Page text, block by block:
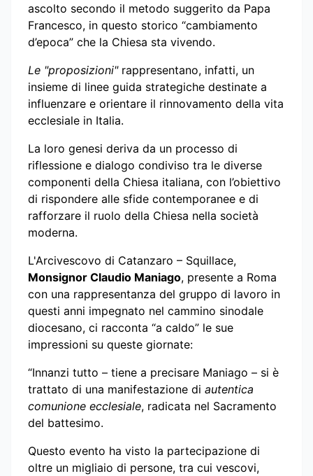
ascolto secondo il metodo suggerito da Papa
Francesco, in questo storico “cambiamento
d’epoca” che la Chiesa sta vivendo.
Le "proposizioni"rappresentano, infatti, un
insieme di linee guida strategiche destinate a
influenzare e orientare il rinnovamento della vita
ecclesiale in Italia.
La loro genesi deriva da un processo di
riflessione e dialogo condiviso tra le diverse
componenti della Chiesa italiana, con l’obiettivo
di rispondere alle sfide contemporanee e di
rafforzare il ruolo della Chiesa nella società
moderna.
L'Arcivescovo di Catanzaro – Squillace,
Monsignor Claudio Maniago, presente a Roma
con una rappresentanza del gruppo di lavoro in
questi anni impegnato nel cammino sinodale
diocesano, ci racconta “a caldo” le sue
impressioni su queste giornate:
“Innanzi tutto – tiene a precisare Maniago – si è
trattato di una manifestazione di autentica
comunione ecclesiale, radicata nel Sacramento
del battesimo.
Questo evento ha visto la partecipazione di
oltre un migliaio di persone, tra cui vescovi,